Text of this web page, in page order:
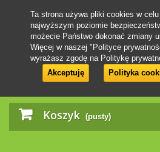
Koszyk (pusty)
Ta strona używa pliki cookies w
najwyższym poziomie
możecie Państwo dokonać zmiany
Więcej w naszej "Polityce
wyrażasz zgodę na Politykę
Akceptuję
Polityka